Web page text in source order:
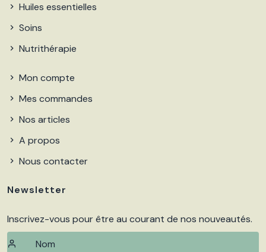
Huiles essentielles
Soins
Nutrithérapie
Mon compte
Mes commandes
Nos articles
A propos
Nous contacter
Newsletter
Inscrivez-vous pour être au courant de nos nouveautés.